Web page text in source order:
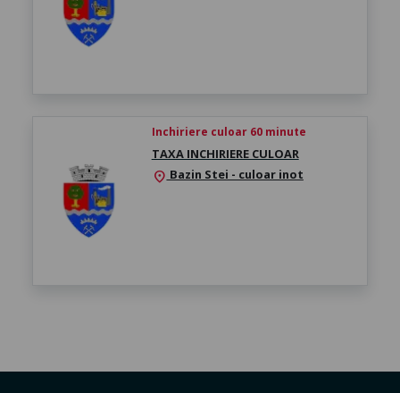
Inchiriere culoar 60 minute
TAXA INCHIRIERE CULOAR
location_on Bazin Stei - culoar inot